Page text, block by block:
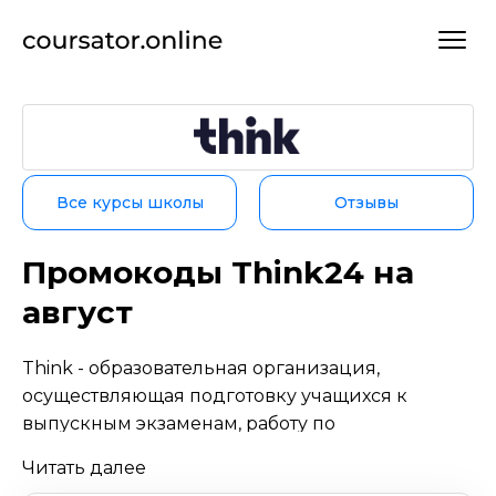
Все курсы школы Отзывы
Промокоды Think24 на
август
Think - образовательная организация,
осуществляющая подготовку учащихся к
выпускным экзаменам, работу по
время поступления в ВУЗ. Специалисты школы
Читать далее